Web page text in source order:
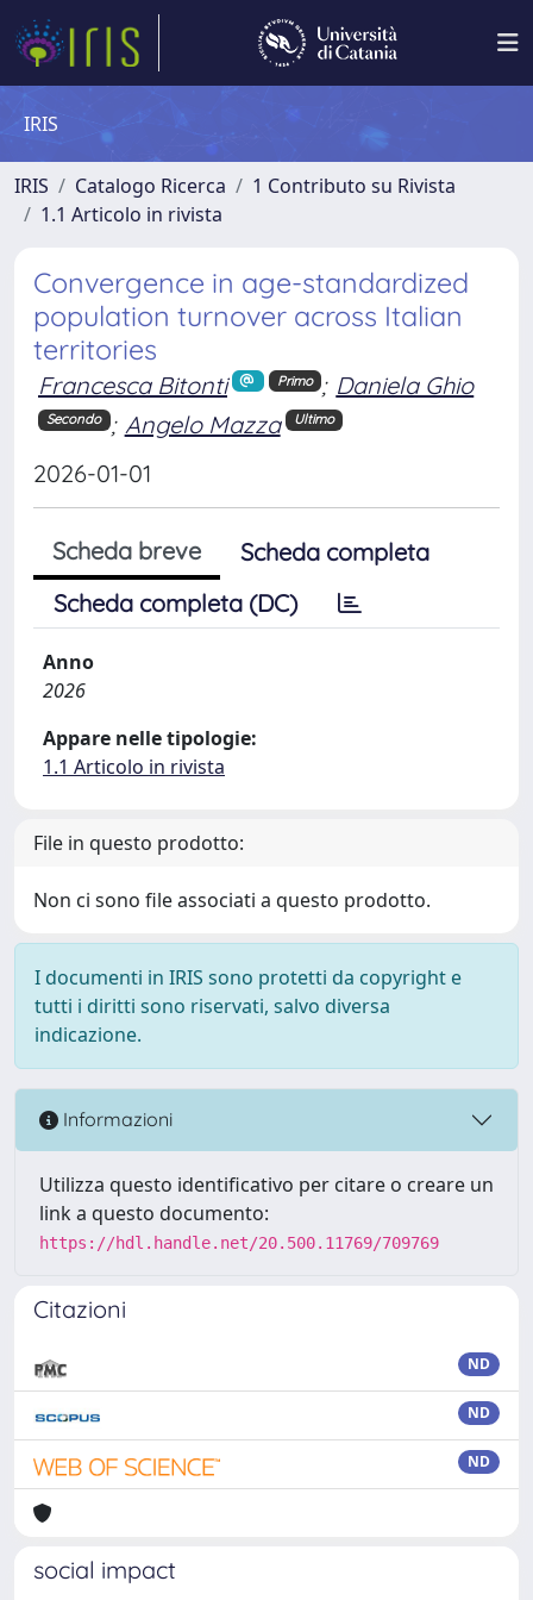
IRIS
IRIS Catalogo Ricerca
1 Contributo su Rivista
1.1 Articolo in rivista
Convergence in age-standardized
population turnover across Italian
territories
Francesca Bitonti Primo ; Daniela Ghio
Secondo ; Angelo Mazza Ultimo
2026-01-01
Scheda breve
Scheda completa
Scheda completa (DC)
Anno
2026
Appare nelle tipologie:
1.1 Articolo in rivista
File in questo prodotto:
Non ci sono file associati a questo prodotto.
I documenti in IRIS sono protetti da copyright e
tutti i diritti sono riservati, salvo diversa
indicazione.
Informazioni
Utilizza questo identificativo per citare o creare un
link a questo documento:
https://hdl.handle.net/20.500.11769/709769
Citazioni
ND
ND
ND
social impact